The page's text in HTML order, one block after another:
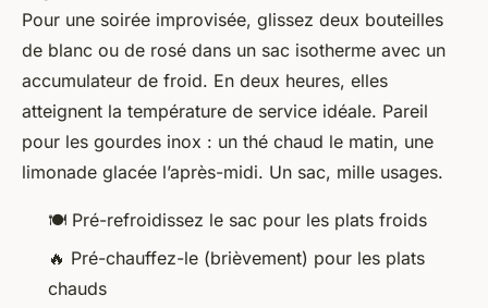
Pour une soirée improvisée, glissez deux bouteilles
de blanc ou de rosé dans un sac isotherme avec un
accumulateur de froid. En deux heures, elles
atteignent la température de service idéale. Pareil
pour les gourdes inox : un thé chaud le matin, une
limonade glacée l’après-midi. Un sac, mille usages.
🍽️ Pré-refroidissez le sac pour les plats froids
🔥 Pré-chauffez-le (brièvement) pour les plats
chauds